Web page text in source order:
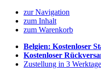
zur Navigation
zum Inhalt
zum Warenkorb
Belgien: Kostenloser
Kostenloser
Zustellung in 3